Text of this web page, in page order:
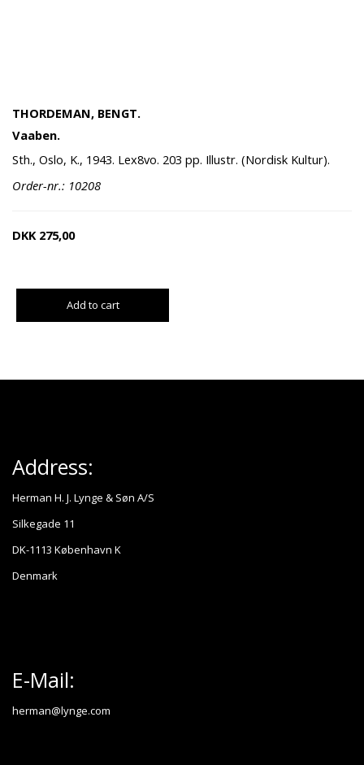
THORDEMAN, BENGT.
Vaaben.
Sth., Oslo, K., 1943. Lex8vo. 203 pp. Illustr. (Nordisk Kultur).
Order-nr.: 10208
DKK 275,00
Add to cart
Address:
Herman H. J. Lynge & Søn A/S
Silkegade 11
DK-1113 København K
Denmark
E-Mail:
herman@lynge.com